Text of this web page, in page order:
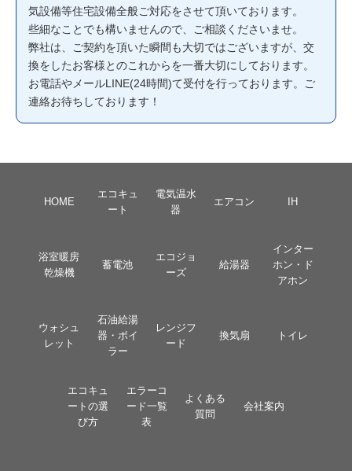
気設備等住宅設備全般ご対応をさせて頂いております。
些細なことでも構いませんので、ご相談くださいませ。
弊社は、ご契約を頂いた瞬間も大切ではございますが、交
換をしたお客様とのこれからを一番大切にしております。
お電話やメールLINE(24時間)て受付を行っております。ご
連絡お待ちしております！
HOME
エコキュ
ート
電気温水
器
エアコン IH
浴室暖房
乾燥機
蓄電池
エコジョ
ーズ
給湯器
インター
ホン・ド
アホン
ウォシュ
レット
石油給湯
器・ボイ
ラー
レンジフ
ード
換気扇 トイレ
エコキュ
ートの選
び方
エラーコ
ード一覧
表
よくある
質問
会社案内